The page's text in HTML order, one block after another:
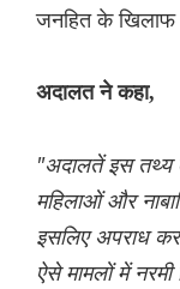
जनहित के खिलाफ
अदालत ने कहा,
"अदालतें इस तथ्य
महिलाओं और
इसलिए अपराध
ऐसे मामलों में